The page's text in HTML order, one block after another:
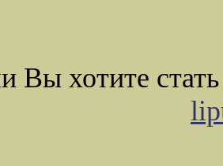
Вы хотите